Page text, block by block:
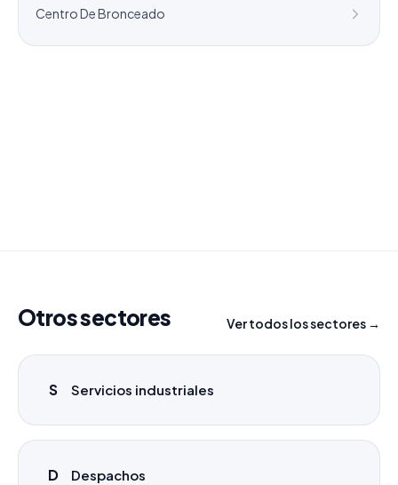
Centro De Bronceado
Otros sectores Ver todos los sectores →
S Servicios industriales
D Despachos